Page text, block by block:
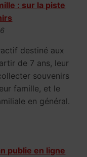
: sur la piste
destiné aux
de 7 ans, leur
souvenirs
famille, et le
en général.
publie en ligne